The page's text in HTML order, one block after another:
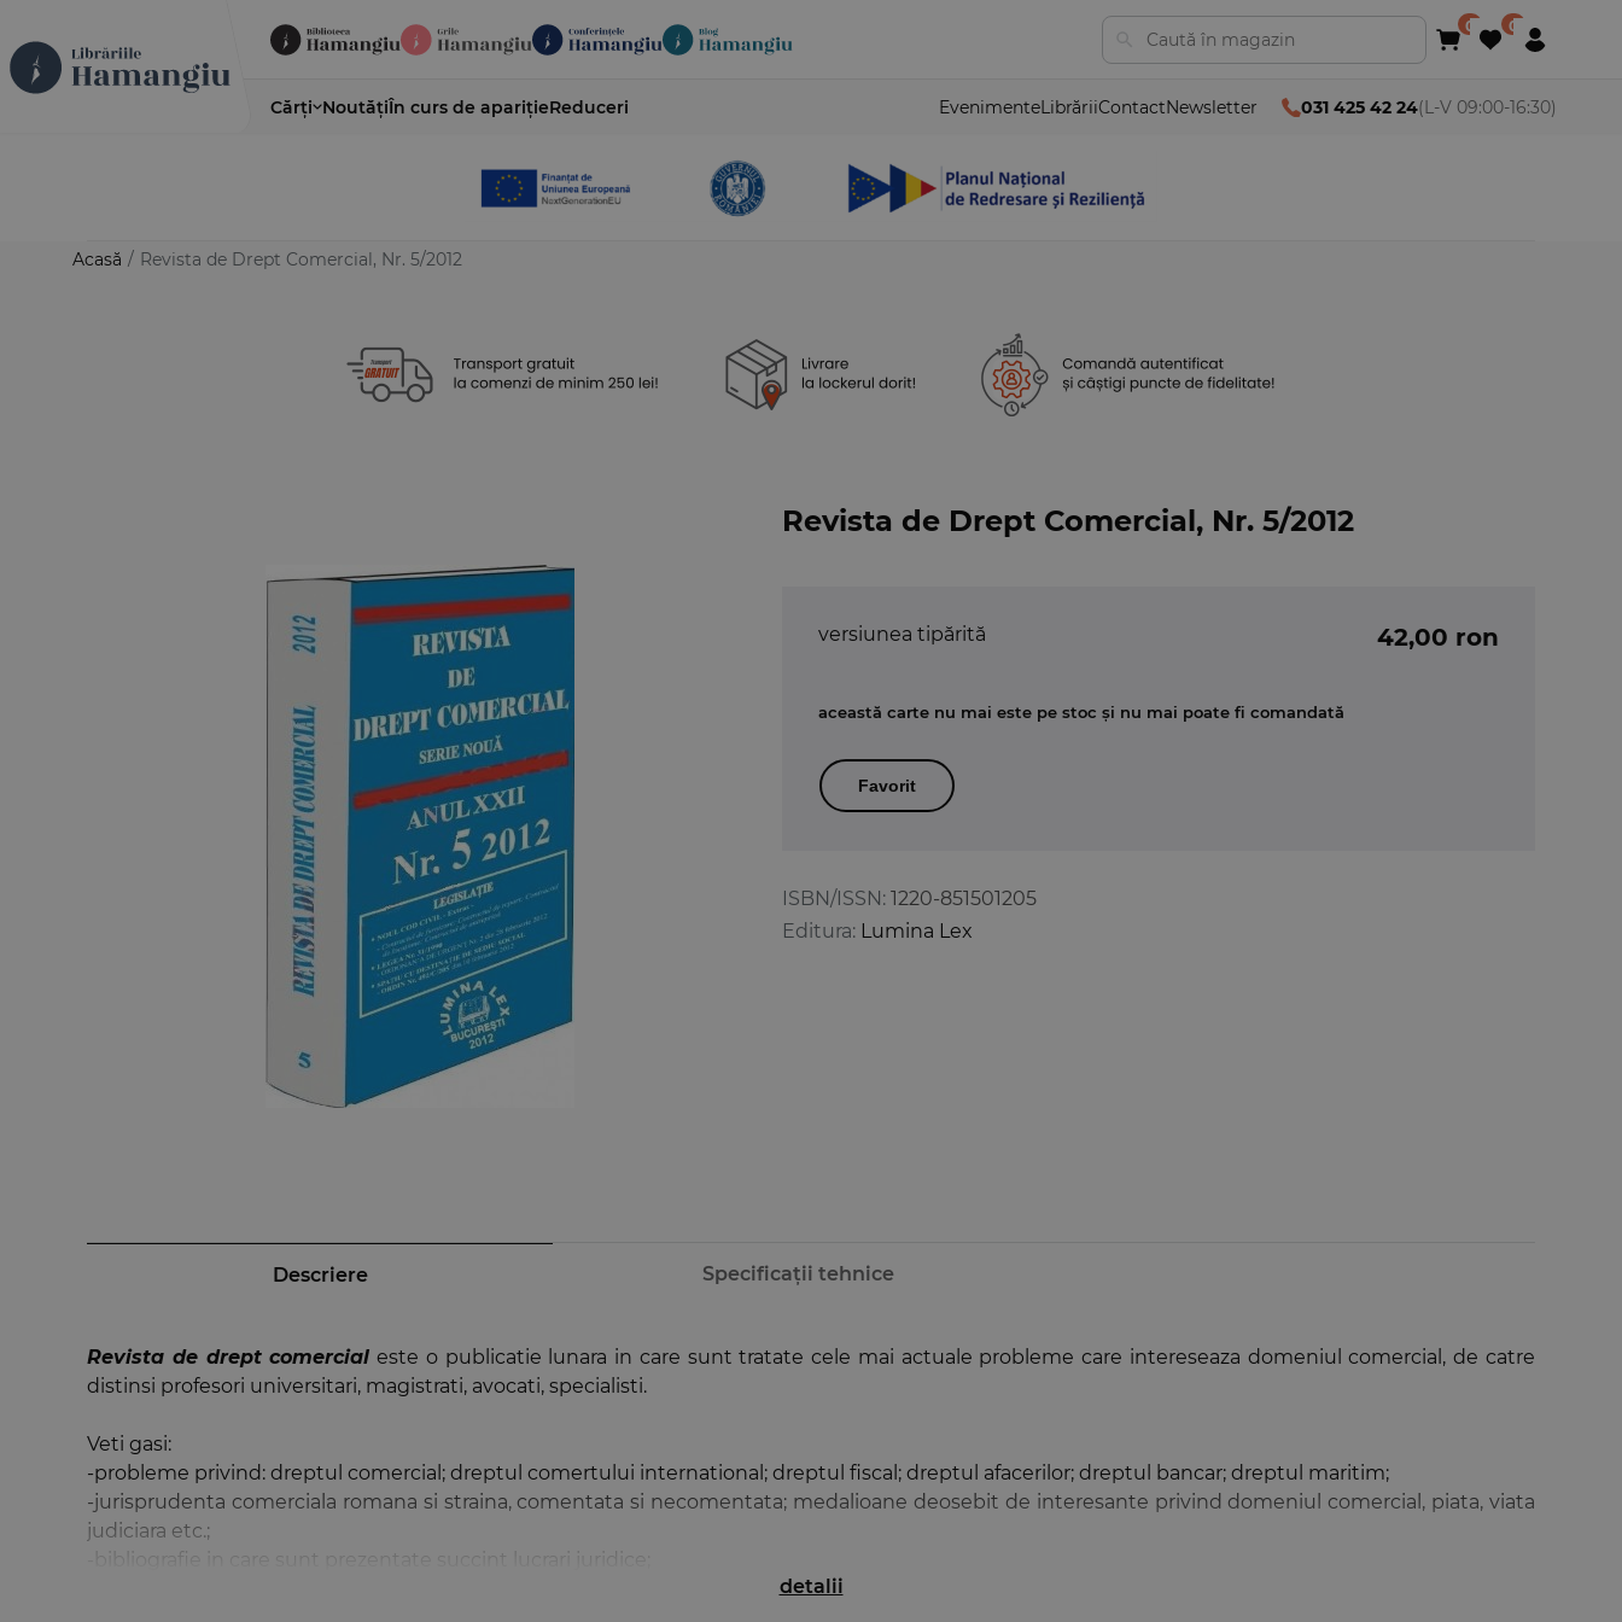
Cărți NoutățiÎn curs de aparițieReduceri EvenimenteLibrăriiContactNewsletter 031 425 42 24(L-V 09:00-16:30)
Acasă / Revista de Drept Comercial, Nr. 5/2012
Revista de Drept Comercial, Nr. 5/2012
ISBN/ISSN: 1220-851501205
Editura: Lumina Lex
versiunea tipărită 42,00 ron
această carte nu mai este pe stoc și nu mai poate fi comandată
Favorit
Descriere Specificații tehnice
Revista de drept comercial este o publicatie lunara in care sunt tratate cele mai actuale probleme care intereseaza domeniul comercial, de catre
distinsi profesori universitari, magistrati, avocati, specialisti.
Veti gasi:
-probleme privind: dreptul comercial; dreptul comertului international; dreptul fiscal; dreptul afacerilor; dreptul bancar; dreptul maritim;
-jurisprudenta comerciala romana si straina, comentata si necomentata; medalioane deosebit de interesante privind domeniul comercial, piata, viata
judiciara etc.;
-bibliografie in care sunt prezentate succint lucrari juridice;
detalii